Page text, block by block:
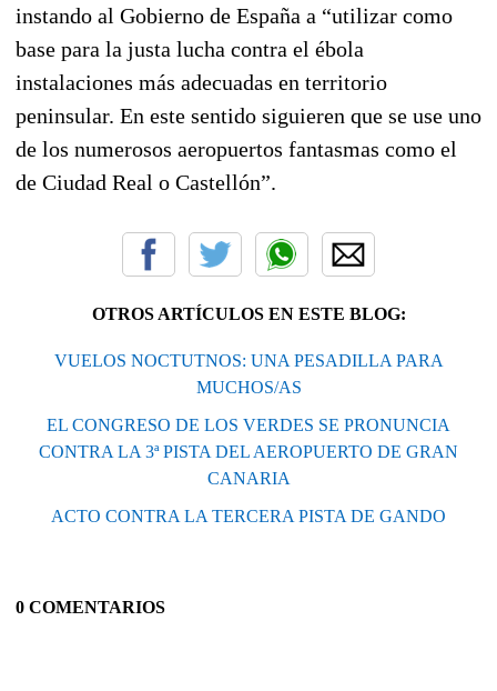
instando al Gobierno de España a “utilizar como
base para la justa lucha contra el ébola
instalaciones más adecuadas en territorio
peninsular. En este sentido siguieren que se use uno
de los numerosos aeropuertos fantasmas como el
de Ciudad Real o Castellón”.
OTROS ARTÍCULOS EN ESTE BLOG:
VUELOS NOCTUTNOS: UNA PESADILLA PARA
MUCHOS/AS
EL CONGRESO DE LOS VERDES SE PRONUNCIA
CONTRA LA 3ª PISTA DEL AEROPUERTO DE GRAN
CANARIA
ACTO CONTRA LA TERCERA PISTA DE GANDO
0 COMENTARIOS